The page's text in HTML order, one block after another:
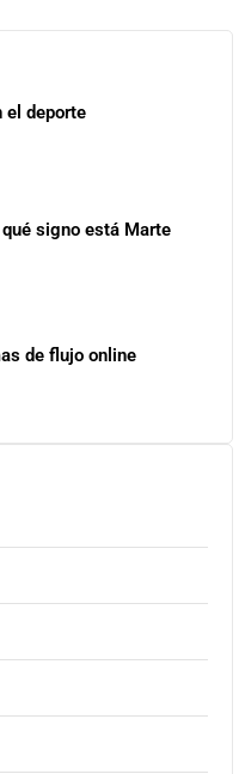
el deporte
signo está Marte
de flujo online